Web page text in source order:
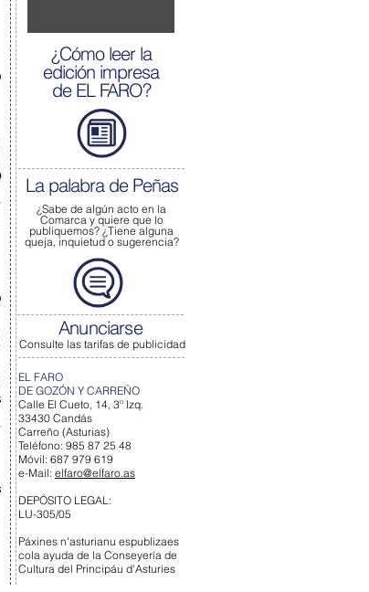
¿Cómo leer la
edición impresa
de EL FARO?
La palabra de Peñas
¿Sabe de algún acto en la
Comarca y quiere que lo
publiquemos? ¿Tiene alguna
queja, inquietud o sugerencia?
Anunciarse
Consulte las tarifas de publicidad
EL FARO
DE GOZÓN Y CARREÑO
Calle El Cueto, 14, 3º Izq.
33430 Candás
Carreño (Asturias)
Teléfono: 985 87 25 48
Móvil: 687 979 619
e-Mail: elfaro@elfaro.as
DEPÓSITO LEGAL:
LU-305/05
Páxines n'asturianu espublizaes
cola ayuda de la Conseyería de
Cultura del Principáu d'Asturies